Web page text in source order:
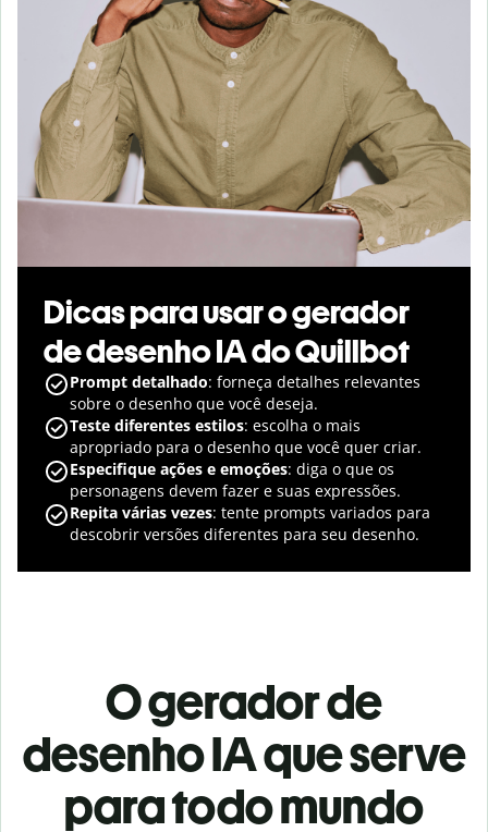
Dicas para usar o gerador
de desenho IA do Quillbot
Prompt detalhado: forneça detalhes relevantes
sobre o desenho que você deseja.
Teste diferentes estilos: escolha o mais
apropriado para o desenho que você quer criar.
Especifique ações e emoções: diga o que os
personagens devem fazer e suas expressões.
Repita várias vezes: tente prompts variados para
descobrir versões diferentes para seu desenho.
O gerador de
desenho IA que serve
para todo mundo